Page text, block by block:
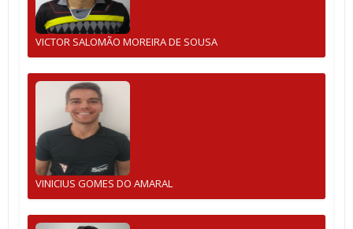
VICTOR SALOMÃO MOREIRA DE SOUSA
VINICIUS GOMES DO AMARAL